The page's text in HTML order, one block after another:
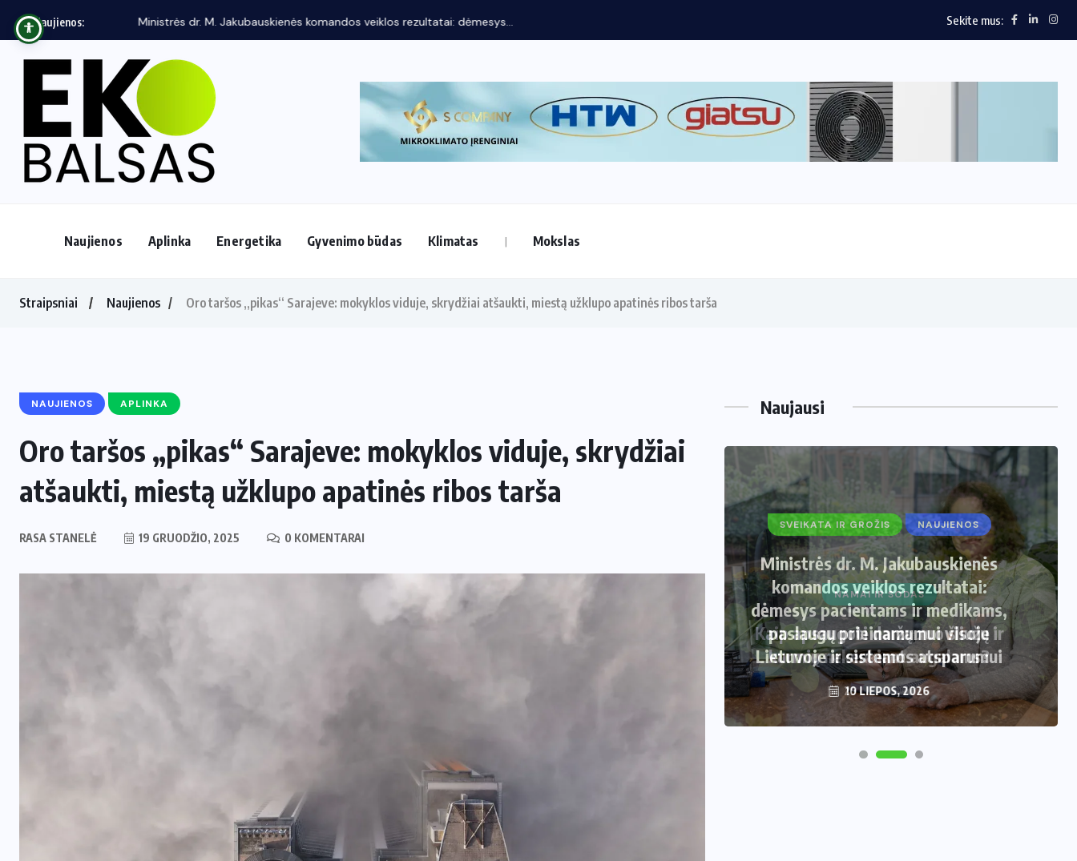
Naujienos: Ministrės dr. M. Jakubauskienės komandos veiklos rezultatai: dėmesys... Sekite mus:
Naujienos Aplinka Energetika Gyvenimo būdas Klimatas Mokslas
Straipsniai Naujienos Oro taršos „pikas“ Sarajeve: mokyklos viduje, skrydžiai atšaukti, miestą užklupo apatinės ribos tarša
NAUJIENOS APLINKA
Oro taršos „pikas“ Sarajeve: mokyklos viduje, skrydžiai
atšaukti, miestą užklupo apatinės ribos tarša
RASA STANELĖ 19 GRUODŽIO, 2025 0 KOMENTARAI
Naujausi
ENERGETIKA NAUJIENOS
perima svarbų postą strateginėje
NAMAI IR SODAS
Kaip apsaugoti daržą nuo šliužų ir
SVEIKATA IR GROŽIS NAUJIENOS
Ministrės dr. M. Jakubauskienės
komandos veiklos rezultatai:
dėmesys pacientams ir medikams,
paslaugų prieinamumui visoje
Lietuvoje ir sistemos atsparumui
10 LIEPOS, 2026